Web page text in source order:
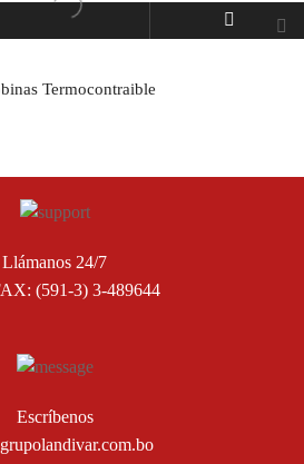
Termocontraible
Llámanos 24/7
(591-3) 3-489644
Escríbenos